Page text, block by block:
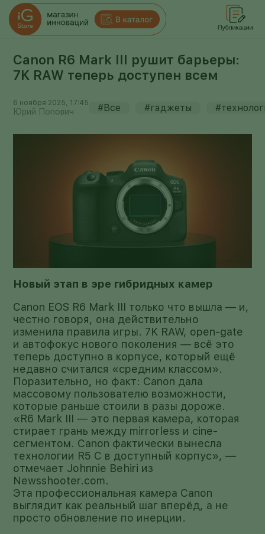
Canon R6 Mark III рушит барьеры:
7K RAW теперь доступен всем
6 ноября 2025, 17:45
Юрий Попович #Все #гаджеты
Новый этап в эре гибридных камер
Canon EOS R6 Mark III только что вышла — и,
честно говоря, она действительно
изменила правила игры. 7K RAW, open-gate
и автофокус нового поколения — всё это
теперь доступно в корпусе, который ещё
недавно считался «средним классом».
Поразительно, но факт: Canon дала
массовому пользователю возможности,
которые раньше стоили в разы дороже.
«R6 Mark III — это первая камера, которая
стирает грань между mirrorless и cine-
сегментом. Canon фактически вынесла
технологии R5 C в доступный корпус», —
отмечает Johnnie Behiri из
Newsshooter.com.
Эта профессиональная камера Canon
выглядит как реальный шаг вперёд, а не
просто обновление по инерции.